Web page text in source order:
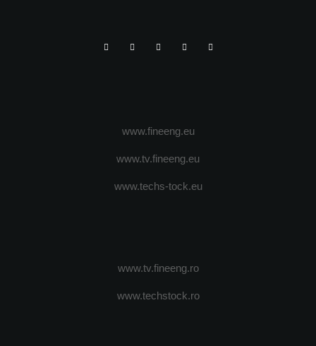
www.fineeng.eu
www.tv.fineeng.eu
www.techs-tock.eu
www.tv.fineeng.ro
www.techstock.ro